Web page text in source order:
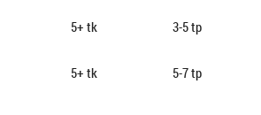
5+ tk 3-5 tp
5+ tk 5-7 tp